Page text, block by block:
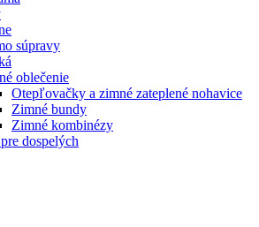
súpravy
oblečenie
Otepľovačky a zimné zateplené nohavice
Zimné bundy
Zimné kombinézy
dospelých